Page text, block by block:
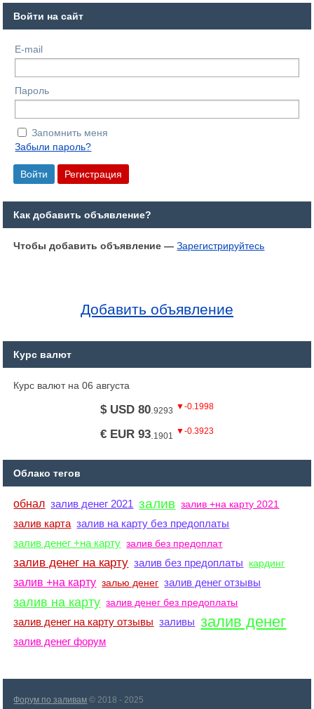
Войти на сайт
E-mail
Пароль
Запомнить меня
Забыли пароль?
Как добавить объявление?
Чтобы добавить объявление —Зарегистрируйтесь
Добавить объявление
Курс валют
Курс валют на 06 августа
$ USD 80 9293 ▼-0.1998
€ EUR 93 1901 ▼-0.3923
Облако тегов
обнал залив денег 2021 залив залив +на карту 2021
залив карта залив на карту без предоплаты
залив денег +на карту залив без предоплат
залив денег на карту залив без предоплаты кардинг
залив +на карту залью денег залив денег отзывы
залив на карту залив денег без предоплаты
залив денег на карту отзывы заливы залив денег
залив денег форум
Форум по заливам © 2018 - 2025